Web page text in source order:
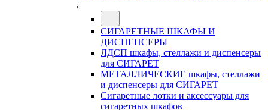
СИГАРЕТНЫЕ ШКАФЫ И
ДИСПЕНСЕРЫ
ЛДСП шкафы, стеллажи и диспенсеры
для СИГАРЕТ
МЕТАЛЛИЧЕСКИЕ шкафы, стеллажи
и диспенсеры для СИГАРЕТ
Сигаретные лотки и аксессуары для
сигаретных шкафов